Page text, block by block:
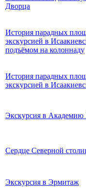
Дворца
История парадных
экскурсией в
подъёмом на колоннаду
История парадных
экскурсией в
Экскурсия в
Сердце Северной
Экскурсия в Эрмитаж